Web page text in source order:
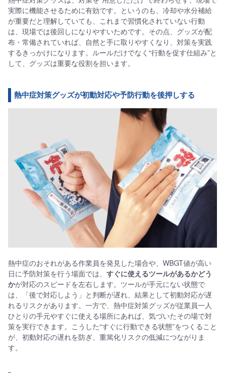
実際に機能させるために有効です。というのも、冷却や水分補給
が重要だと理解していても、これまで習慣化されていない行動
は、現場では後回しになりやすいためです。その点、グッズが配
布・常備されていれば、自然と手に取りやすくなり、対策を実践
するきっかけになります。ルールだけでなく“行動を促す仕組み”と
して、グッズは重要な役割を担います。
熱中症対策グッズが初動対応や予防行動を後押しする
熱中症のおそれがある作業員を発見した場合や、WBGT値が高い
日に予防対策を行う場面では、 すぐに使えるツールがあるかどう
かが対応のスピードを左右します。ツールが手元にない状態で
は、「後で対応しよう」と判断が遅れ、結果として初動対応が遅
れるリスクがあります。一方で、熱中症対策グッズが従業員一人
ひとりの手元やすぐに使える場所にあれば、気づいたその場で対
策を実行できます。こうした“すぐに行動できる状態”をつくること
が、初動対応の遅れを防ぎ、重篤化リスクの低減につながりま
す。